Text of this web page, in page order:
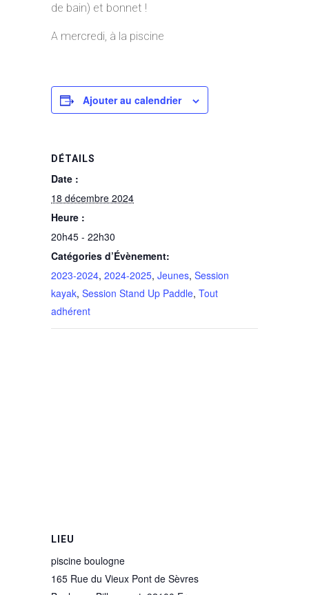
de bain) et bonnet !
A mercredi, à la piscine
Ajouter au calendrier
DÉTAILS
Date :
18 décembre 2024
Heure :
20h45 - 22h30
Catégories d’Évènement:
2023-2024, 2024-2025, Jeunes, Session
kayak, Session Stand Up Paddle, Tout
adhérent
LIEU
piscine boulogne
165 Rue du Vieux Pont de Sèvres